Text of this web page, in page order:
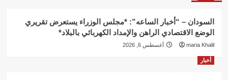
السودان – “أخبار الساعه”: *مجلس الوزراء يستعرض تقريري
الوضع الاقتصادي الراهن والإمداد الكهربائي بالبلاد*
maria Khalil أغسطس 6, 2026
أخبار